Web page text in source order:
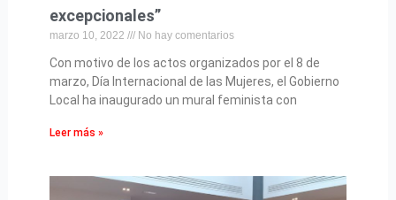
excepcionales”
marzo 10, 2022 No hay comentarios
Con motivo de los actos organizados por el 8 de
marzo, Día Internacional de las Mujeres, el Gobierno
Local ha inaugurado un mural feminista con
Leer más »